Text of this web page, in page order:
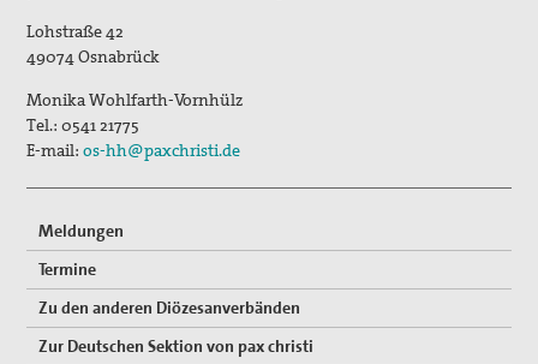
Lohstraße 42
49074Osnabrück
Monika Wohlfarth-Vornhülz
Tel.:0541 21775
E-mail:os-hh@paxchristi.de
Meldungen
Termine
Zu den anderen Diözesanverbänden
Zur Deutschen Sektion von pax christi